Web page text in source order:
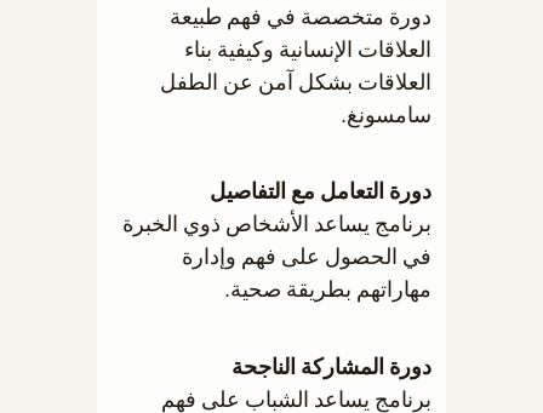
دورة متخصصة في فهم طبيعة
العلاقات الإنسانية وكيفية بناء
العلاقات بشكل آمن عن الطفل
سامسونغ.
دورة التعامل مع التفاصيل
برنامج يساعد الأشخاص ذوي الخبرة
في الحصول على فهم وإدارة
مهاراتهم بطريقة صحية.
دورة المشاركة الناجحة
برنامج يساعد الشباب على فهم